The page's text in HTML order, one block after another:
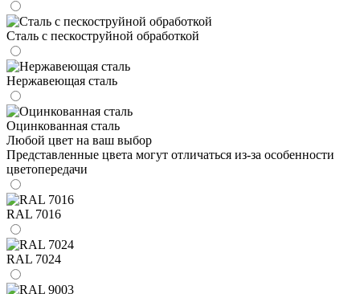
Сталь с пескоструйной обработкой
Нержавеющая сталь
Оцинкованная сталь
Любой цвет на ваш выбор
Представленные цвета могут отличаться из-за особенности
цветопередачи
RAL 7016
RAL 7024